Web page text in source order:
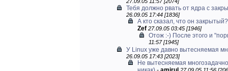
Тебя должно рвать от ядра с
26.09.05 17:44 [1836]
А кто сказал, что он
Zef 27.09.05 03:45 [1946]
Отож :-) После этого и
11:57 [1945]
У Linux уже давно вытесняемая
26.09.05 17:43 [2023]
Не вытесняемая